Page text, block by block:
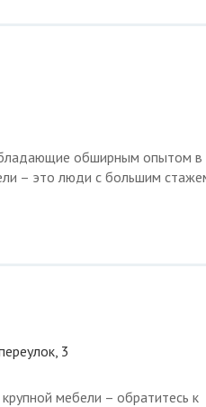
обширным опытом в
– это люди с большим
3
мебели – обратитесь к